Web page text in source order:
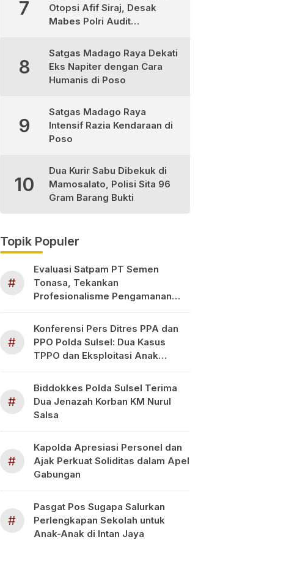
7
Otopsi Afif Siraj, Desak
Mabes Polri Audit
8
Satgas Madago Raya Dekati
Eks Napiter dengan Cara
Humanis di Poso
9
Satgas Madago Raya
Intensif Razia Kendaraan di
Poso
10
Dua Kurir Sabu Dibekuk di
Mamosalato, Polisi Sita 96
Gram Barang Bukti
Topik Populer
#
Evaluasi Satpam PT Semen
Tonasa, Tekankan
Profesionalisme Pengamanan
#
Konferensi Pers Ditres PPA dan
PPO Polda Sulsel: Dua Kasus
TPPO dan Eksploitasi Anak
#
Biddokkes Polda Sulsel Terima
Dua Jenazah Korban KM Nurul
Salsa
#
Kapolda Apresiasi Personel dan
Ajak Perkuat Soliditas dalam Apel
Gabungan
#
Pasgat Pos Sugapa Salurkan
Perlengkapan Sekolah untuk
Anak-Anak di Intan Jaya